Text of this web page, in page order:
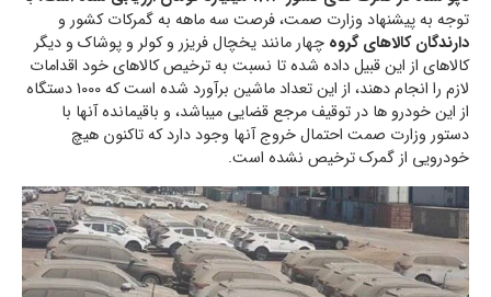
توجه به پیشنهاد وزارت صمت، فرصت سه ماهه به گمرکات کشور و
دارندگان کالاهای گروه چهار مانند یخچال فریزر و کولر و پوشاک و دیگر
کالاهای از این قبیل داده شده تا نسبت به ترخیص کالاهای خود اقدامات
لازم را انجام دهند، از این تعداد ماشین برآورد شده است که 1000 دستگاه
از این خودرو ها در توقیف مرجع قضایی میباشد، و باقیمانده آنها با
دستور وزارت صمت احتمال خروج آنها وجود دارد که تاکنون هیچ
خودرویی از گمرک ترخیص نشده است.